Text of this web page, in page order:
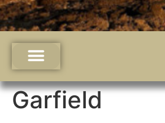
Garfield